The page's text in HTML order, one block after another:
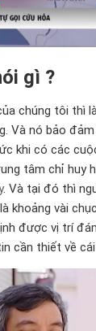
gì ?
chúng tôi thì
Và nó bảo
khi có các
tâm chỉ huy
. Và tại đó thì
khoảng vài
được vị trí
cần thiết về cái